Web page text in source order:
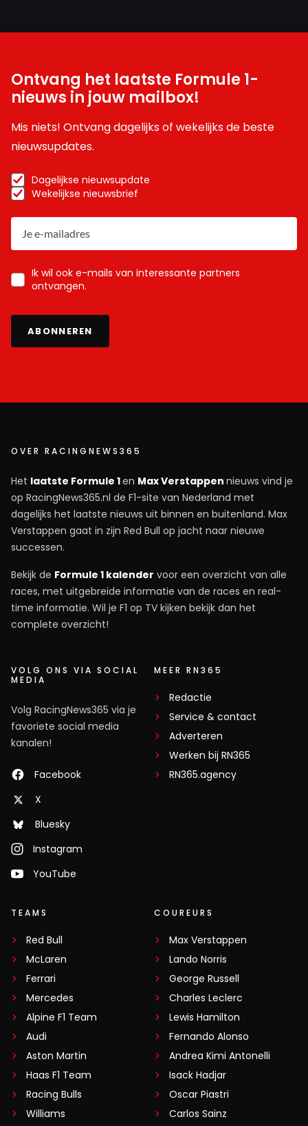
Ontvang het laatste Formule 1-
nieuws in jouw mailbox!
Mis niets! Ontvang dagelijks of wekelijks de beste
nieuwsupdates.
Dagelijkse nieuwsupdate
Wekelijkse nieuwsbrief
Ik wil ook e-mails van interessante partners
ontvangen.
ABONNEREN
OVER RACINGNEWS365
Het laatste Formule 1en Max Verstappen nieuws vind je
op RacingNews365.nl de F1-site van Nederland met
dagelijks het laatste nieuws uit binnen en buitenland. Max
Verstappen gaat in zijn Red Bull op jacht naar nieuwe
successen.
Bekijk de Formule 1 kalender voor een overzicht van alle
races, met uitgebreide informatie van de races en real-
time informatie. Wil je F1 op TV kijken bekijk dan het
complete overzicht!
VOLG ONS VIA SOCIAL
MEDIA
Volg RacingNews365 via je
favoriete social media
kanalen!
Facebook
X
Bluesky
Instagram
YouTube
MEER RN365
Redactie
Service & contact
Adverteren
Werken bij RN365
RN365.agency
TEAMS
Red Bull
McLaren
Ferrari
Mercedes
Alpine F1 Team
Audi
Aston Martin
Haas F1 Team
Racing Bulls
Williams
COUREURS
Max Verstappen
Lando Norris
George Russell
Charles Leclerc
Lewis Hamilton
Fernando Alonso
Andrea Kimi Antonelli
Isack Hadjar
Oscar Piastri
Carlos Sainz